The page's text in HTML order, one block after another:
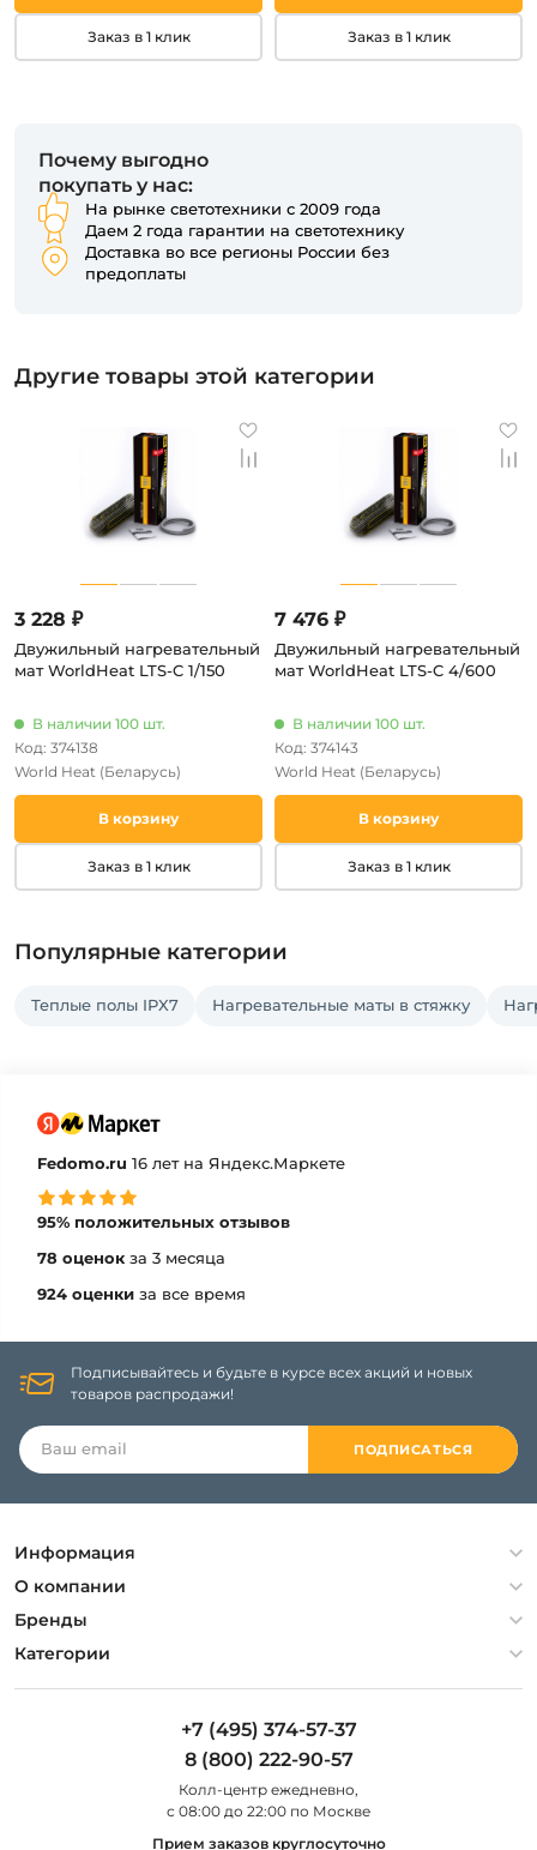
Заказ в 1 клик Заказ в 1 клик
Почему выгодно
покупать у нас:
На рынке светотехники с 2009 года
Даем 2 года гарантии на светотехнику
Доставка во все регионы России без
предоплаты
Другие товары этой категории
3 228 ₽
Двужильный нагревательный
мат WorldHeat LTS-C 1/150
В наличии 100 шт.
Код: 374138
World Heat (Беларусь)
В корзину
Заказ в 1 клик
7 476 ₽
Двужильный нагревательный
мат WorldHeat LTS-C 4/600
В наличии 100 шт.
Код: 374143
World Heat (Беларусь)
В корзину
Заказ в 1 клик
Популярные категории
Теплые полы IPX7 Нагревательные маты в стяжку
Fedomo.ru 16 лет на Яндекс.Маркете
95% положительных отзывов
78 оценок за 3 месяца
924 оценки за все время
Подписывайтесь и будьте в курсе всех акций и новых
товаров распродажи!
ПОДПИСАТЬСЯ
Информация
Политика конфиденциальности
Гарантия
Оплата и доставка
О компании
О компании
Контакты
Бренды
Artelamp
Категории
Люстры
Уличные светильники
+7 (495) 374-57-37
8 (800) 222-90-57
Колл-центр eжедневно,
с 08:00 до 22:00 по Москве
Прием заказов круглосуточно